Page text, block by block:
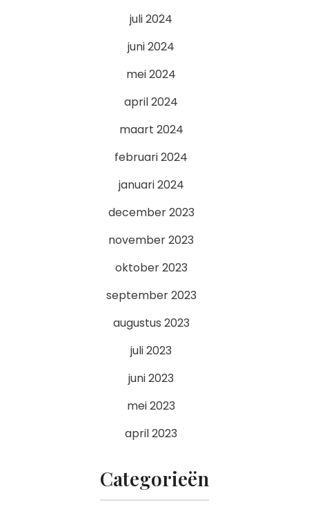
juli 2024
juni 2024
mei 2024
april 2024
maart 2024
februari 2024
januari 2024
december 2023
november 2023
oktober 2023
september 2023
augustus 2023
juli 2023
juni 2023
mei 2023
april 2023
Categorieën